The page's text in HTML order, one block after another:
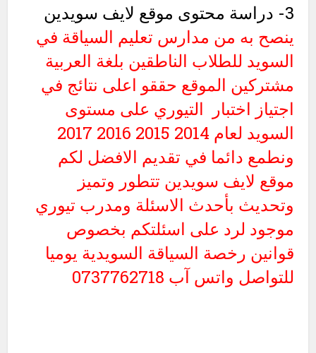
3- دراسة محتوى موقع لايف سويدين
ينصح به من مدارس تعليم السياقة في
السويد للطلاب الناطقين بلغة العربية
مشتركين الموقع حققو اعلى نتائج في
اجتياز اختبار التيوري على مستوى
السويد لعام 2014 2015 2016 2017
ونطمع دائما في تقديم الافضل لكم
موقع لايف سويدين تتطور وتميز
وتحديث بأحدث الاسئلة ومدرب تيوري
موجود لرد على اسئلتكم بخصوص
قوانين رخصة السياقة السويدية يوميا
للتواصل واتس آب 0737762718